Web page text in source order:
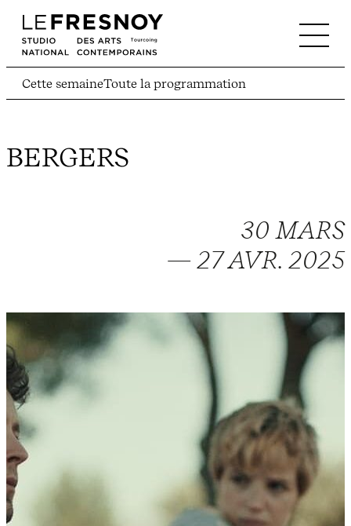
Cette semaineToute la programmation
BERGERS
30 MARS
— 27 AVR. 2025